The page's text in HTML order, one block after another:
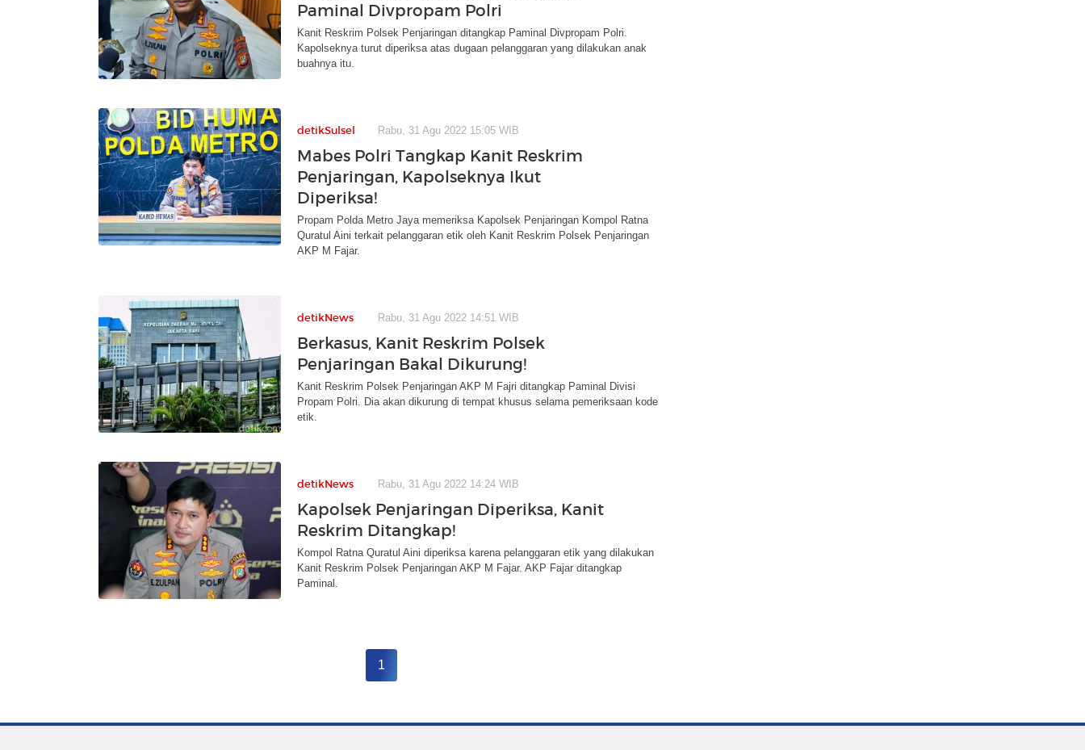
Paminal Divpropam Polri
Kanit Reskrim Polsek Penjaringan ditangkap Paminal Divpropam Polri.
Kapolseknya turut diperiksa atas dugaan pelanggaran yang dilakukan anak
buahnya itu.
detikSulsel Rabu, 31 Agu 2022 15:05 WIB
Mabes Polri Tangkap Kanit Reskrim
Penjaringan, Kapolseknya Ikut
Diperiksa!
Propam Polda Metro Jaya memeriksa Kapolsek Penjaringan Kompol Ratna
Quratul Aini terkait pelanggaran etik oleh Kanit Reskrim Polsek Penjaringan
AKP M Fajar.
detikNews Rabu, 31 Agu 2022 14:51 WIB
Berkasus, Kanit Reskrim Polsek
Penjaringan Bakal Dikurung!
Kanit Reskrim Polsek Penjaringan AKP M Fajri ditangkap Paminal Divisi
Propam Polri. Dia akan dikurung di tempat khusus selama pemeriksaan kode
etik.
detikNews Rabu, 31 Agu 2022 14:24 WIB
Kapolsek Penjaringan Diperiksa, Kanit
Reskrim Ditangkap!
Kompol Ratna Quratul Aini diperiksa karena pelanggaran etik yang dilakukan
Kanit Reskrim Polsek Penjaringan AKP M Fajar. AKP Fajar ditangkap
Paminal.
1